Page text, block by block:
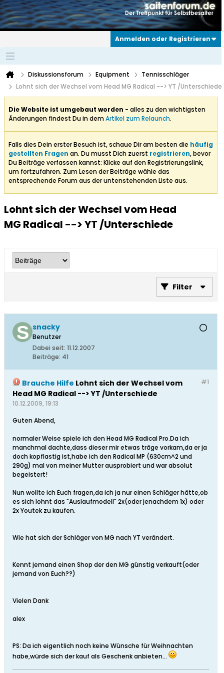
Anmelden oder Registrieren
Diskussionsforum Equipment
Tennisschläger
Lohnt sich der Wechsel vom Head MG Radical --> YT /Unterschiede
Die Website ist umgebaut worden - alles zu den wichtigsten
Änderungen findest Du in demArtikel zum Relaunch.
Falls dies Dein erster Besuch ist, schaue Dir am besten die häufig
gestellten Fragen an. Du musst Dich zuerst registrieren, bevor
Du Beiträge verfassen kannst: Klicke auf den Registrierungslink,
um fortzufahren. Zum Lesen der Beiträge wähle das
entsprechende Forum aus der untenstehenden Liste aus.
Lohnt sich der Wechsel vom Head
MG Radical --> YT /Unterschiede
Filter
snacky
Benutzer
Dabei seit: 11.12.2007
Beiträge: 41
#1
Brauche Hilfe Lohnt sich der Wechsel vom
Head MG Radical --> YT /Unterschiede
10.12.2009, 19:13
Guten Abend,
normaler Weise spiele ich den Head MG Radical Pro.Da ich
manchmal dachte,dass dieser mir etwas träge vorkam,da er ja
doch kopflastig ist,habe ich den Radical MP (630cm^2 und
290g) mal von meiner Mutter ausprobiert und war absolut
begeistert!
Nun wollte ich Euch fragen,da ich ja nur einen Schläger hätte,ob
es sich lohnt das "Auslaufmodell" 2x(oder jenachdem 1x) oder
2x Youtek zu kaufen.
Wie hat sich der Schläger von MG nach YT verändert.
Kennt jemand einen Shop der den MG günstig verkauft(oder
jemand von Euch??)
Vielen Dank
alex
PS: Da ich eigentlich noch keine Wünsche für Weihnachten
habe,würde sich der kauf als Geschenk anbieten...